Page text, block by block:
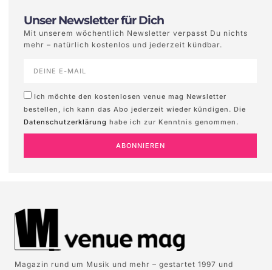
Unser Newsletter für Dich
Mit unserem wöchentlich Newsletter verpasst Du nichts
mehr – natürlich kostenlos und jederzeit kündbar.
Ich möchte den kostenlosen venue mag Newsletter
bestellen, ich kann das Abo jederzeit wieder kündigen. Die
Datenschutzerklärung habe ich zur Kenntnis genommen.
ABONNIEREN
Magazin rund um Musik und mehr – gestartet 1997 und